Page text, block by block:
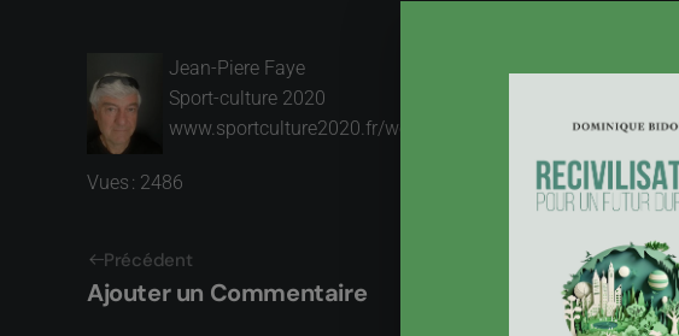
Jean-Piere Faye
Sport-culture 2020
www.sportculture2020.fr/wordpress/
Vues : 2486
Précédent
Ajouter un Commentaire